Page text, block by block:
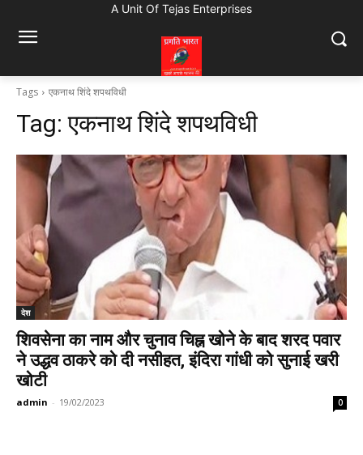
A Unit Of Tejas Enterprises
Tags एकनाथ शिंदे शपथविधी
Tag:एकनाथ शिंदे शपथविधी
देश
शिवसेना का नाम और चुनाव चिह्न खोने के बाद शरद पवार
ने उद्धव ठाकरे को दी नसीहत, इंदिरा गांधी को सुनाई खरी
खोटी
admin - 19/02/2023 0